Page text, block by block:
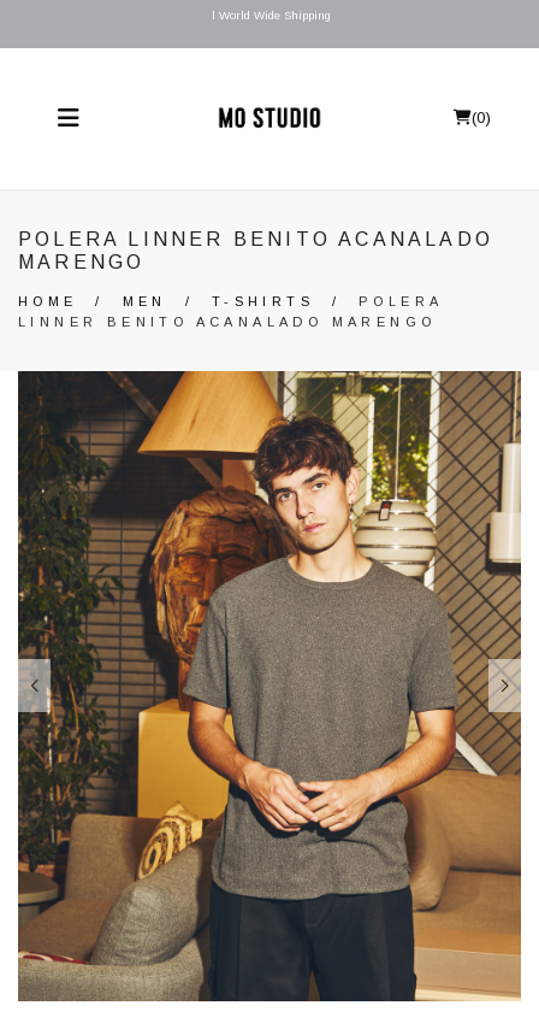
l World Wide Shipping
(0)
POLERA LINNER BENITO ACANALADO
MARENGO
HOME / MEN / T-SHIRTS / POLERA
LINNER BENITO ACANALADO MARENGO